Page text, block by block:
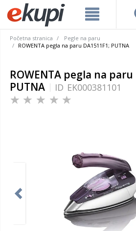
Početna stranica
Pegle na paru
ROWENTA pegla na paru DA1511F1; PUTNA
ROWENTA pegla na paru
PUTNA
ID EK000381101